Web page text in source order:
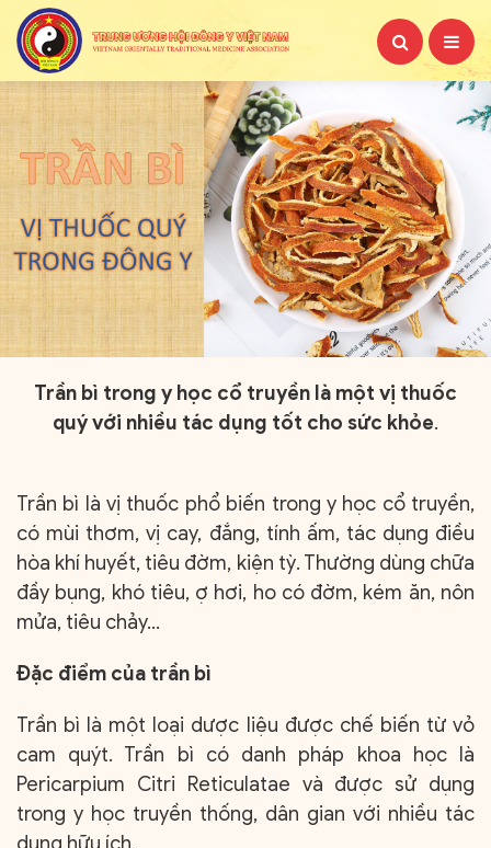
Trần bì trong y học cổ truyền là một vị thuốc
quý với nhiều tác dụng tốt cho sức khỏe.
Trần bì là vị thuốc phổ biến trong y học cổ truyền,
có mùi thơm, vị cay, đắng, tính ấm, tác dụng điều
hòa khí huyết, tiêu đờm, kiện tỳ. Thường dùng chữa
đầy bụng, khó tiêu, ợ hơi, ho có đờm, kém ăn, nôn
mửa, tiêu chảy…
Đặc điểm của trần bì
Trần bì là một loại dược liệu được chế biến từ vỏ
cam quýt. Trần bì có danh pháp khoa học là
Pericarpium Citri Reticulatae và được sử dụng
trong y học truyền thống, dân gian với nhiều tác